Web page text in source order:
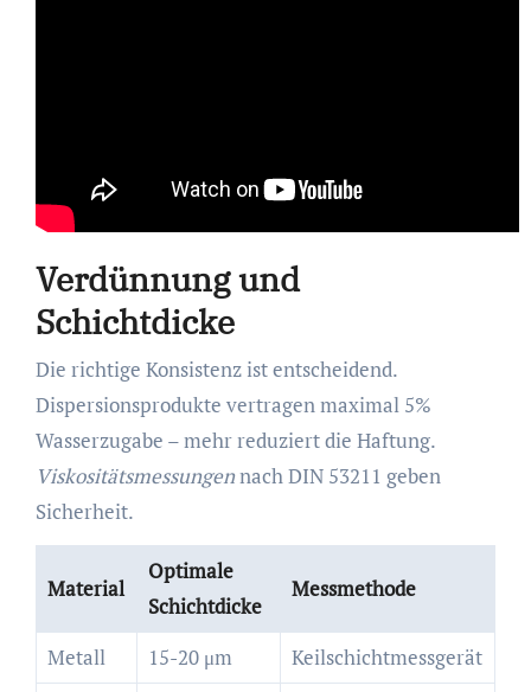
Verdünnung und
Schichtdicke
Die richtige Konsistenz ist entscheidend.
Dispersionsprodukte vertragen maximal 5%
Wasserzugabe – mehr reduziert die Haftung.
Viskositätsmessungennach DIN 53211 geben
Sicherheit.
Material
Optimale
Schichtdicke
Messmethode
Metall 15-20 μm
Keilschichtmessgerät